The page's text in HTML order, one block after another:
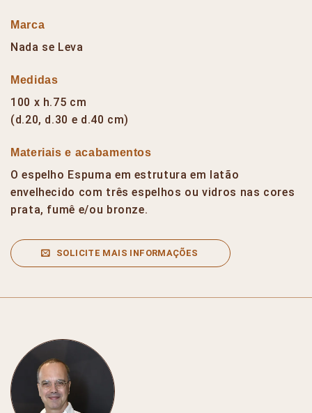
Marca
Nada se Leva
Medidas
100 x h.75 cm
(d.20, d.30 e d.40 cm)
Materiais e acabamentos
O espelho Espuma em estrutura em latão
envelhecido com três espelhos ou vidros nas cores
prata, fumê e/ou bronze.
SOLICITE MAIS INFORMAÇÕES